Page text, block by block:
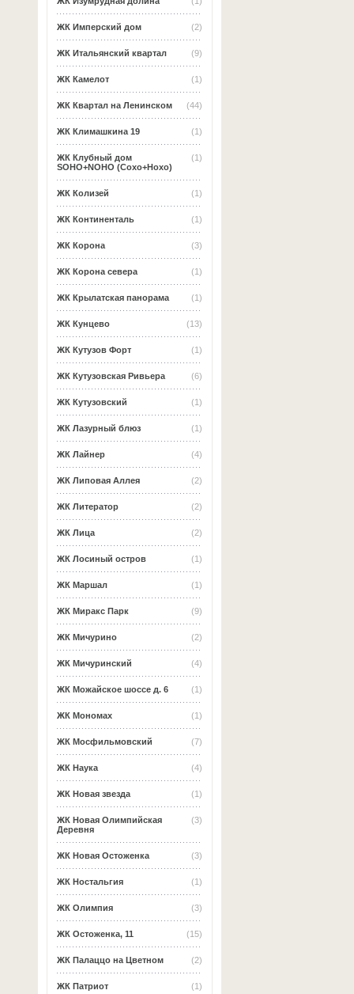
(2)
ЖК Имперский дом
(9)
ЖК Итальянский квартал
(1)
ЖК Камелот
(44)
ЖК Квартал на Ленинском
(1)
ЖК Климашкина 19
(1)
ЖК Клубный дом
SOHO+NOHO (Сохо+Нохо)
(1)
ЖК Колизей
(1)
ЖК Континенталь
(3)
ЖК Корона
(1)
ЖК Корона севера
(1)
ЖК Крылатская панорама
(13)
ЖК Кунцево
(1)
ЖК Кутузов Форт
(6)
ЖК Кутузовская Ривьера
(1)
ЖК Кутузовский
(1)
ЖК Лазурный блюз
(4)
ЖК Лайнер
(2)
ЖК Липовая Аллея
(2)
ЖК Литератор
(2)
ЖК Лица
(1)
ЖК Лосиный остров
(1)
ЖК Маршал
(9)
ЖК Миракс Парк
(2)
ЖК Мичурино
(4)
ЖК Мичуринский
(1)
ЖК Можайское шоссе д. 6
(1)
ЖК Мономах
(7)
ЖК Мосфильмовский
(4)
ЖК Наука
(1)
ЖК Новая звезда
(3)
ЖК Новая Олимпийская
Деревня
(3)
ЖК Новая Остоженка
(1)
ЖК Ностальгия
(3)
ЖК Олимпия
(15)
ЖК Остоженка, 11
(2)
ЖК Палаццо на Цветном
(1)
ЖК Патриот